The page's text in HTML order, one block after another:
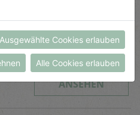
ANSEHEN
du erlauben
du in unserer
imImpressum
Ausgewählte Cookies erlauben
Alle Cookies erlauben